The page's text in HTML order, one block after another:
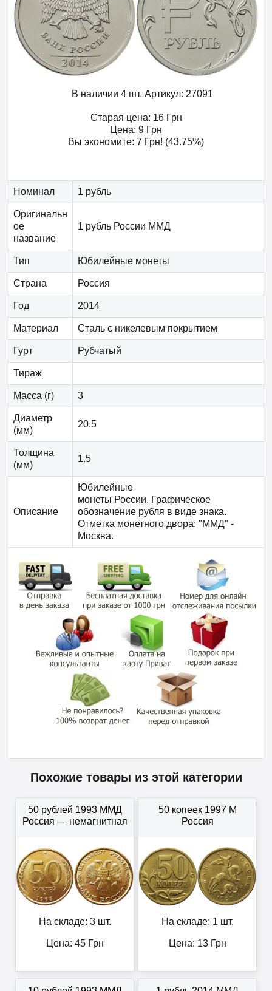
В наличии 4 шт. Артикул: 27091
Старая цена:16Грн
Цена: 9 Грн
Вы экономите: 7 Грн! (43.75%)
Номинал 1 рубль
Оригинальн
ое
название
1 рубль России ММД
Тип Юбилейные монеты
Страна Россия
Год 2014
Материал Сталь с никелевым покрытием
Гурт Рубчатый
Тираж
Масса (г) 3
Диаметр
(мм)
20.5
Толщина
(мм)
1.5
Описание
Юбилейные
монеты России. Графическое
обозначение рубля в виде знака.
Отметка монетного двора: "ММД" -
Москва.
Похожие товары из этой категории
50 рублей 1993 ММД
Россия — немагнитная
На складе: 3 шт.
Цена: 45Грн
50 копеек 1997 М
Россия
На складе: 1 шт.
Цена: 13Грн